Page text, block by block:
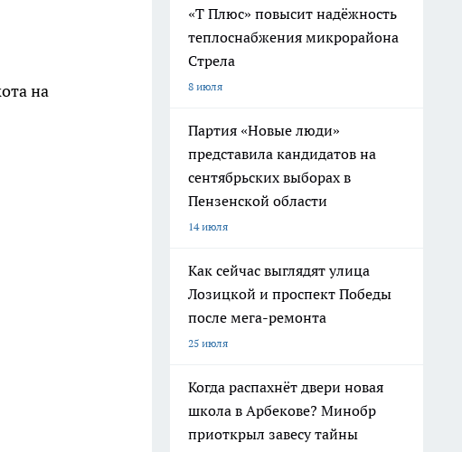
на
«Т Плюс» повысит надёжность
теплоснабжения микрорайона
Стрела
8 июля
Партия «Новые люди»
представила кандидатов на
сентябрьских выборах в
Пензенской области
14 июля
Как сейчас выглядят улица
Лозицкой и проспект Победы
после мега-ремонта
25 июля
Когда распахнёт двери новая
школа в Арбекове? Минобр
приоткрыл завесу тайны